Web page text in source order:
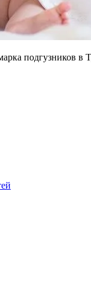
подгузников